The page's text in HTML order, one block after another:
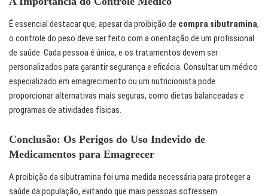
É essencial destacar que, apesar da proibição de compra sibutramina,
o controle do peso deve ser feito com a orientação de um profissional
de saúde. Cada pessoa é única, e os tratamentos devem ser
personalizados para garantir segurança e eficácia. Consultar um médico
especializado em emagrecimento ou um nutricionista pode
proporcionar alternativas mais seguras, como dietas balanceadas e
programas de atividades físicas.
Conclusão: Os Perigos do Uso Indevido de
Medicamentos para Emagrecer
A proibição da sibutramina foi uma medida necessária para proteger a
saúde da população, evitando que mais pessoas sofressem